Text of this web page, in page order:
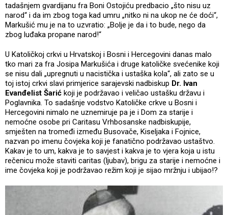
tadašnjem gvardijanu fra Boni Ostojiću predbacio „što nisu uz
narod“ i da im zbog toga kad umru „nitko ni na ukop ne će doći“,
Markušić mu je na to uzvratio: „Bolje je da i to bude, nego da
zbog luđaka propane narod!“
U Katoličkoj crkvi u Hrvatskoj i Bosni i Hercegovini danas malo
tko mari za fra Josipa Markušića i druge katoličke svećenike koji
se nisu dali „upregnuti u nacistička i ustaška kola“, ali zato se u
toj istoj crkvi slavi primjerice sarajevski nadbiskup Dr. Ivan
Evanđelist Šarić koji je podržavao i veličao ustašku državu i
Poglavnika. To sadašnje vodstvo Katoličke crkve u Bosni i
Hercegovini nimalo ne uznemiruje pa je i Dom za starije i
nemoćne osobe pri Caritasu Vrhbosanske nadbiskupije,
smješten na tromeđi između Busovače, Kiseljaka i Fojnice,
nazvan po imenu čovjeka koji je fanatično podržavao ustaštvo.
Kakav je to um, kakva je to savjest i kakva je to vjera koja u istu
rečenicu može staviti caritas (ljubav), brigu za starije i nemoćne i
ime čovjeka koji je podržavao režim koji je sijao mržnju i ubijao!?